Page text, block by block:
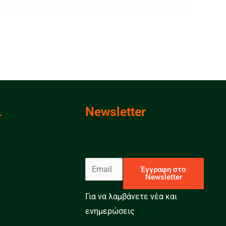
Newsletter
m
a
i
Έγγραφη στο
Newsletter
Για να λαμβάνετε νέα και
ενημερώσεις